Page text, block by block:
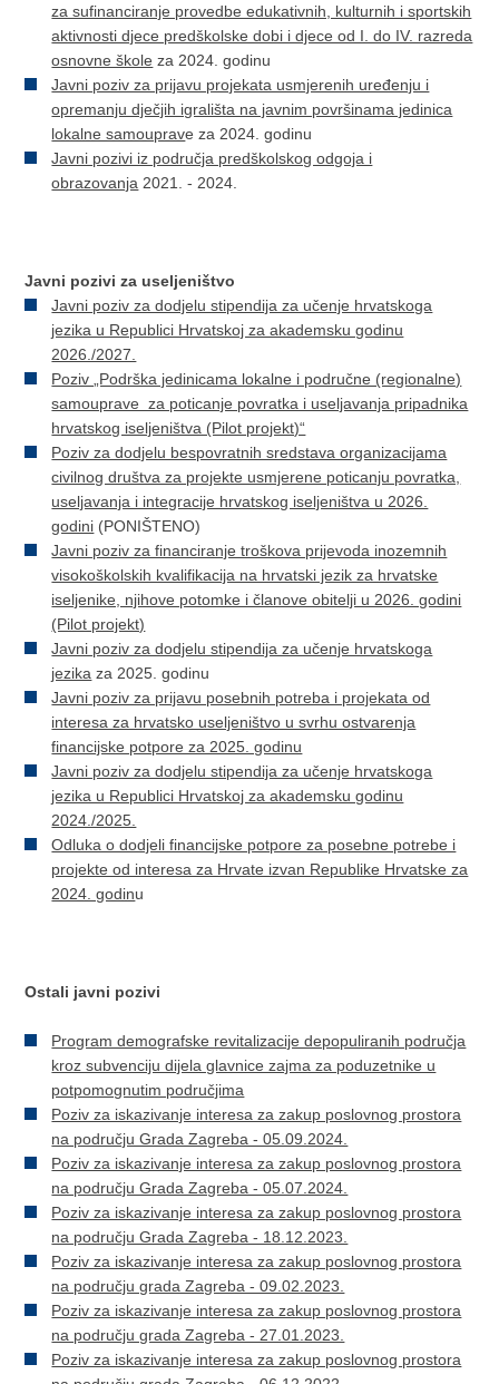
za sufinanciranje provedbe edukativnih, kulturnih i sportskih
aktivnosti djece predškolske dobi i djece od I. do IV. razreda
osnovne škole za 2024. godinu
Javni poziv za prijavu projekata usmjerenih uređenju i
opremanju dječjih igrališta na javnim površinama jedinica
lokalne samouprave za 2024. godinu
Javni pozivi iz područja predškolskog odgoja i
obrazovanja 2021. - 2024.
Javni pozivi za useljeništvo
Javni poziv za dodjelu stipendija za učenje hrvatskoga
jezika u Republici Hrvatskoj za akademsku godinu
2026./2027.
Poziv „Podrška jedinicama lokalne i područne (regionalne)
samouprave za poticanje povratka i useljavanja pripadnika
hrvatskog iseljeništva (Pilot projekt)“
Poziv za dodjelu bespovratnih sredstava organizacijama
civilnog društva za projekte usmjerene poticanju povratka,
useljavanja i integracije hrvatskog iseljeništva u 2026.
godini (PONIŠTENO)
Javni poziv za financiranje troškova prijevoda inozemnih
visokoškolskih kvalifikacija na hrvatski jezik za hrvatske
iseljenike, njihove potomke i članove obitelji u 2026. godini
(Pilot projekt)
Javni poziv za dodjelu stipendija za učenje hrvatskoga
jezika za 2025. godinu
Javni poziv za prijavu posebnih potreba i projekata od
interesa za hrvatsko useljeništvo u svrhu ostvarenja
financijske potpore za 2025. godinu
Javni poziv za dodjelu stipendija za učenje hrvatskoga
jezika u Republici Hrvatskoj za akademsku godinu
2024./2025.
Odluka o dodjeli financijske potpore za posebne potrebe i
projekte od interesa za Hrvate izvan Republike Hrvatske za
2024. godinu
Ostali javni pozivi
Program demografske revitalizacije depopuliranih područja
kroz subvenciju dijela glavnice zajma za poduzetnike u
potpomognutim područjima
Poziv za iskazivanje interesa za zakup poslovnog prostora
na području Grada Zagreba - 05.09.2024.
Poziv za iskazivanje interesa za zakup poslovnog prostora
na području Grada Zagreba - 05.07.2024.
Poziv za iskazivanje interesa za zakup poslovnog prostora
na području Grada Zagreba - 18.12.2023.
Poziv za iskazivanje interesa za zakup poslovnog prostora
na području grada Zagreba - 09.02.2023.
Poziv za iskazivanje interesa za zakup poslovnog prostora
na području grada Zagreba - 27.01.2023.
Poziv za iskazivanje interesa za zakup poslovnog prostora